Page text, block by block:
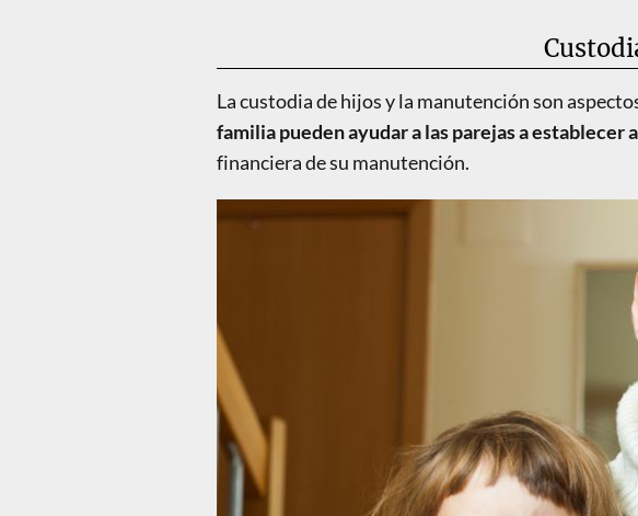
La custodia de hijos y la manutención son
familia pueden ayudar a las parejas a establecer
financiera de su manutención.